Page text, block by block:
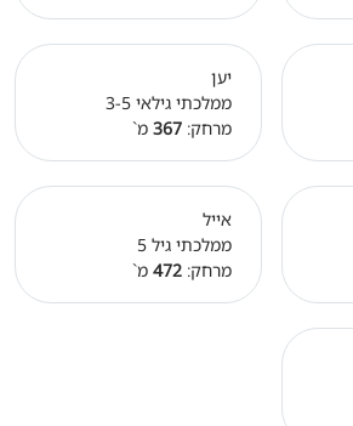
יען
ממלכתי גילאי 3-5
מרחק: 367 מ`
אייל
ממלכתי גיל 5
מרחק: 472 מ`